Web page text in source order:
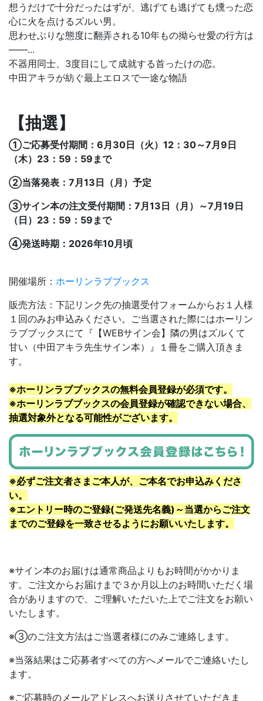
想うだけで十分だったはずが、逃げても逃げても燻った恋
心に火を点けるズルい男。
思わせぶりな態度に翻弄される10年もの拗らせ愛の行方は
――...
不器用同士、3度目にして成就する首ったけの恋。
中田アキラが紡ぐ最上エロスで一途な物語
【抽選】
①ご応募受付期間：6月30日（火）12：30～7月9日
（木）23：59：59まで
②当落発表：7月13日（月）予定
③サイン本の注文受付期間：7月13日（月）～7月19日
（日）23：59：59まで
④発送時期：2026年10月頃
開催場所： ホーリンラブブックス
販売方法：下記リンク先の抽選受付フォームからお１人様
１回のみお申込みください。ご当選された際にはホーリン
ラブブックスにて『【WEBサイン会】 隣の男はズルくて
甘い （中田アキラ先生サイン本）』１冊をご購入頂きま
す。
※ホーリンラブブックスの無料会員登録が必須です。
※ホーリンラブブックスの会員登録が確認できない場合、
抽選対象外となる可能性がございます。
※必ずご注文者さまご本人が、ご本名でお申込みくださ
い。
※エントリー時のご登録(ご発送先名義)～当選からご注文
までのご登録を一致させるようにお願いいたします。
※サイン本のお届けは通常商品よりもお時間がかかりま
す。ご注文からお届けまで３か月以上のお時間いただく場
合がありますので、ご理解いただいた上でご注文をお願い
いたします。
※③のご注文方法はご当選者様にのみご連絡します。
※当落結果はご応募者すべての方へメールでご連絡いたし
ます。
※ご応募時のメールアドレスへお送りさせていただきま